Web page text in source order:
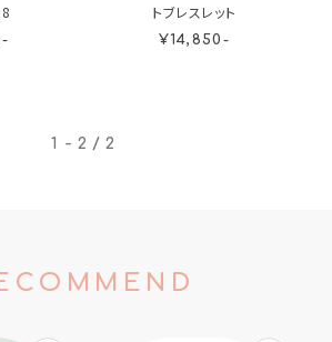
トブレスレット
¥14,850-
1 - 2 / 2